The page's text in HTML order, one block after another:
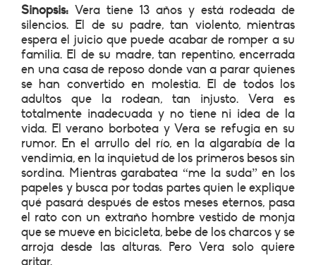
Sinopsis: Vera tiene 13 años y está rodeada de
silencios. El de su padre, tan violento, mientras
espera el juicio que puede acabar de romper a su
familia. El de su madre, tan repentino, encerrada
en una casa de reposo donde van a parar quienes
se han convertido en molestia. El de todos los
adultos que la rodean, tan injusto. Vera es
totalmente inadecuada y no tiene ni idea de la
vida. El verano borbotea y Vera se refugia en su
rumor. En el arrullo del río, en la algarabía de la
vendimia, en la inquietud de los primeros besos sin
sordina. Mientras garabatea “me la suda” en los
papeles y busca por todas partes quien le explique
qué pasará después de estos meses eternos, pasa
el rato con un extraño hombre vestido de monja
que se mueve en bicicleta, bebe de los charcos y se
arroja desde las alturas. Pero Vera solo quiere
gritar.